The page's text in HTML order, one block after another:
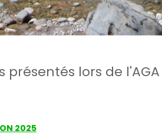
présentés lors de
2025